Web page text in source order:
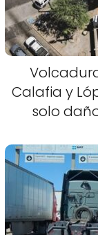
Calafia y
solo